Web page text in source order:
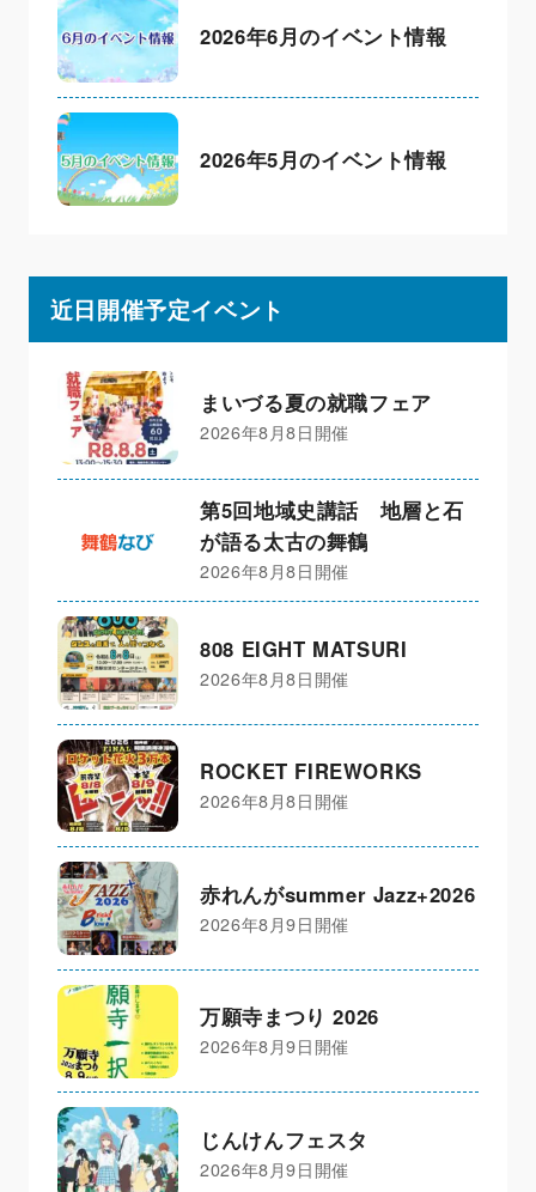
2026年6月のイベント情報
2026年5月のイベント情報
近日開催予定イベント
まいづる夏の就職フェア
2026年8月8日開催
第5回地域史講話 地層と石
が語る太古の舞鶴
2026年8月8日開催
808 EIGHT MATSURI
2026年8月8日開催
ROCKET FIREWORKS
2026年8月8日開催
赤れんがsummer Jazz+2026
2026年8月9日開催
万願寺まつり 2026
2026年8月9日開催
じんけんフェスタ
2026年8月9日開催